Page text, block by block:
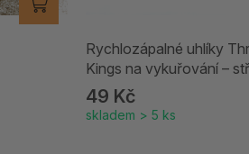
Rychlozápalné uhlíky
Kings na vykuřování –
49 Kč
skladem > 5 ks